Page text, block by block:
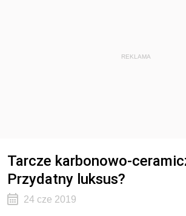
REKLAMA
Tarcze karbonowo-
Przydatny luksus?
24 cze 2019